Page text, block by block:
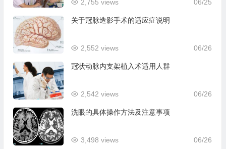
06/25
2,755 views
关于冠脉造影手术的适应症说明
06/26
2,552 views
冠状动脉内支架植入术适用人群
06/26
2,542 views
洗眼的具体操作方法及注意事项
06/26
3,498 views